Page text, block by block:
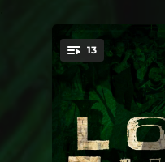
You're all set!
13